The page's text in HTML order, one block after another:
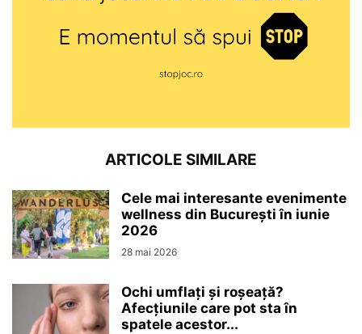
ARTICOLE SIMILARE
Cele mai interesante evenimente
wellness din București în iunie
2026
28 mai 2026
Ochi umflați și roșeață?
Afecțiunile care pot sta în
spatele acestor...